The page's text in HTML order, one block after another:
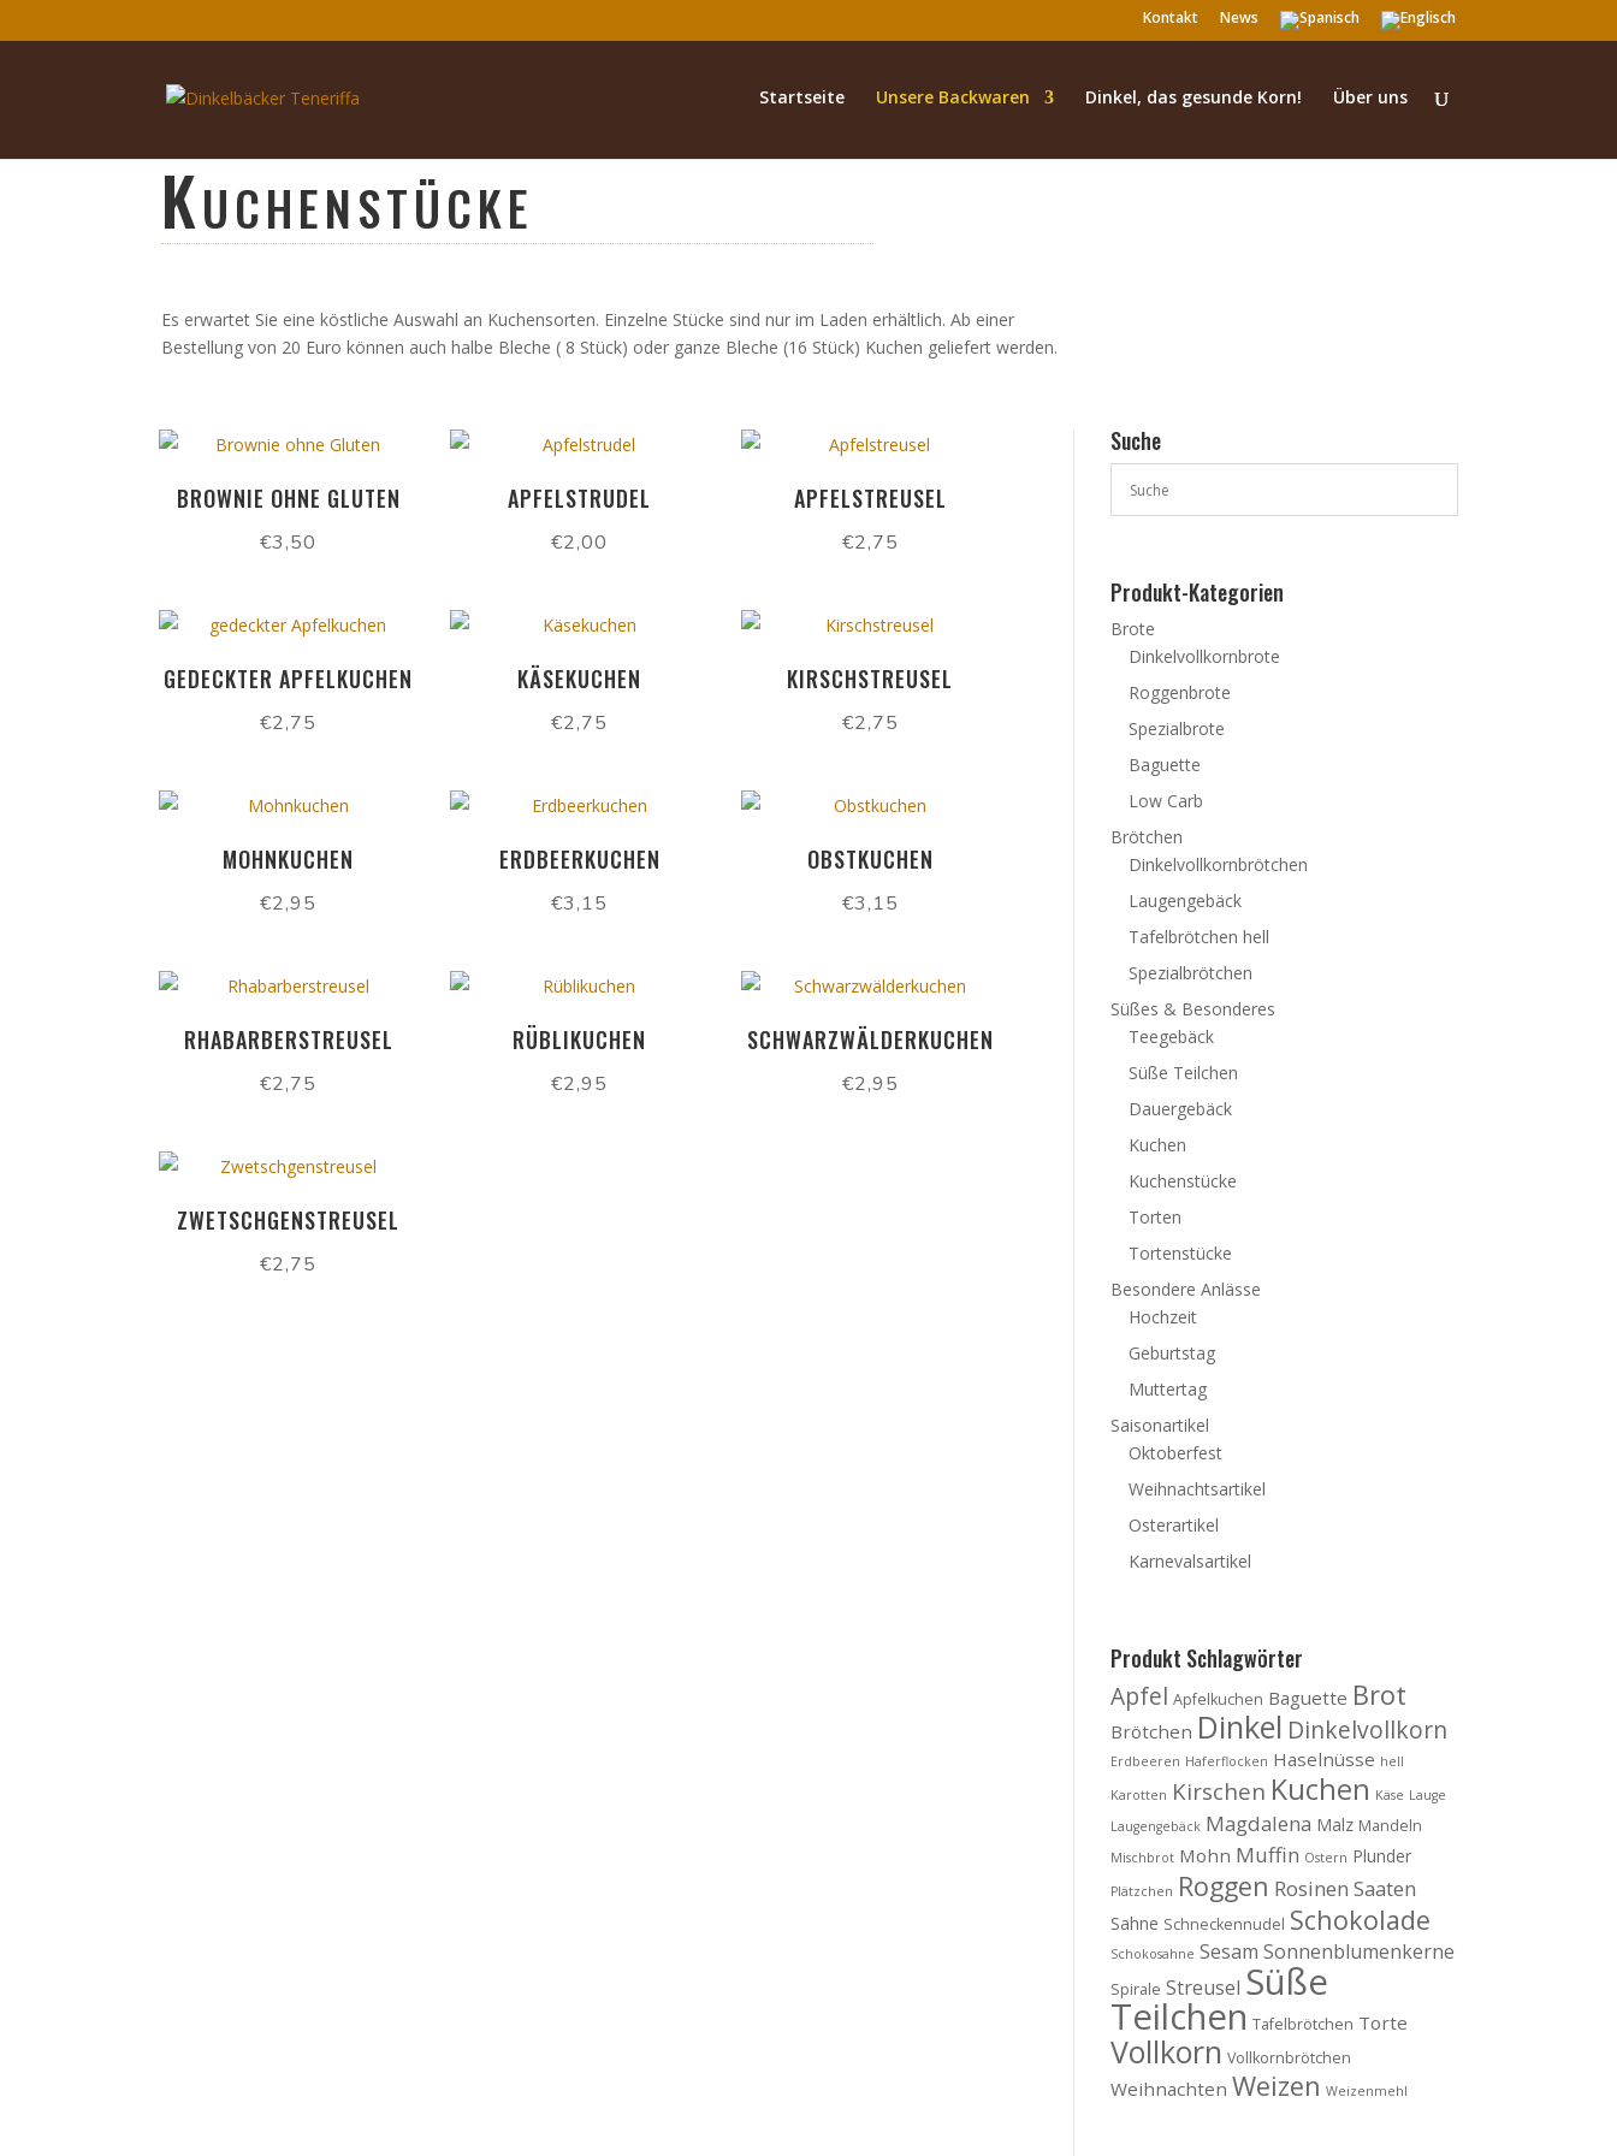
Kontakt News
Startseite Unsere Backwaren Dinkel, das gesunde Korn! Über uns
Kuchenstücke
Es erwartet Sie eine köstliche Auswahl an Kuchensorten. Einzelne Stücke sind nur im Laden erhältlich. Ab einer
Bestellung von 20 Euro können auch halbe Bleche ( 8 Stück) oder ganze Bleche (16 Stück) Kuchen geliefert werden.
BROWNIE OHNE GLUTEN
€3,50
APFELSTRUDEL
€2,00
APFELSTREUSEL
€2,75
GEDECKTER APFELKUCHEN
€2,75
KÄSEKUCHEN
€2,75
KIRSCHSTREUSEL
€2,75
MOHNKUCHEN
€2,95
ERDBEERKUCHEN
€3,15
OBSTKUCHEN
€3,15
RHABARBERSTREUSEL
€2,75
RÜBLIKUCHEN
€2,95
SCHWARZWÄLDERKUCHEN
€2,95
ZWETSCHGENSTREUSEL
€2,75
Suche
Produkt-Kategorien
Brote
Dinkelvollkornbrote
Roggenbrote
Spezialbrote
Baguette
Low Carb
Brötchen
Dinkelvollkornbrötchen
Laugengebäck
Tafelbrötchen hell
Spezialbrötchen
Süßes & Besonderes
Teegebäck
Süße Teilchen
Dauergebäck
Kuchen
Kuchenstücke
Torten
Tortenstücke
Besondere Anlässe
Hochzeit
Geburtstag
Muttertag
Saisonartikel
Oktoberfest
Weihnachtsartikel
Osterartikel
Karnevalsartikel
Produkt Schlagwörter
Apfel Apfelkuchen Baguette Brot
Brötchen Dinkel Dinkelvollkorn
Erdbeeren Haferflocken Haselnüsse hell
Karotten Kirschen Kuchen Käse Lauge
Laugengebäck Magdalena Malz Mandeln
Mischbrot Mohn Muffin Ostern Plunder
Plätzchen Roggen Rosinen Saaten
Sahne Schneckennudel Schokolade
Schokosahne Sesam Sonnenblumenkerne
Spirale Streusel Süße
Teilchen Tafelbrötchen Torte
Vollkorn Vollkornbrötchen
Weihnachten Weizen Weizenmehl